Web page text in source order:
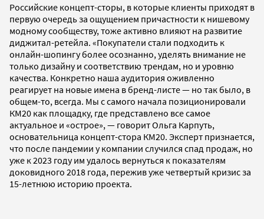
Российские концепт-сторы, в которые клиенты приходят в
первую очередь за ощущением причастности к нишевому
модному сообществу, тоже активно влияют на развитие
диджитал-ретейла. «Покупатели стали подходить к
онлайн-шопингу более осознанно, уделять внимание не
только дизайну и соответствию трендам, но и уровню
качества. Конкретно наша аудитория оживленно
реагирует на новые имена в бренд-листе — но так было, в
общем-то, всегда. Мы с самого начала позиционировали
КМ20 как площадку, где представлено все самое
актуальное и «острое», — говорит Ольга Карпуть,
основательница концепт-стора КМ20. Эксперт признается,
что после пандемии у компании случился спад продаж, но
уже к 2023 году им удалось вернуться к показателям
доковидного 2018 года, пережив уже четвертый кризис за
15-летнюю историю проекта.